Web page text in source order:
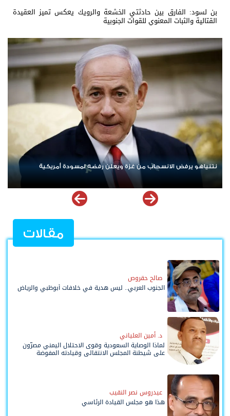
بن لسود: الفارق بين حادثتي الخشعة والرويك يعكس تميز العقيدة
القتالية والثبات المعنوي للقوات الجنوبية
ردا على «خروقات» حزب الله.. إسرائيل تشن ضربات على جنوب لبنان
مقالات
صالح حقروص
الجنوب العربي.. ليس هدية في خلافات أبوظبي والرياض
د. أمين العلياني
لماذا الوصاية السعودية وقوى الاحتلال اليمني مصرّون
على شيطنة المجلس الانتقالي وقيادته المفوضة
عيدروس نصر النقيب
هذا هو مجلس القيادة الرئاسي